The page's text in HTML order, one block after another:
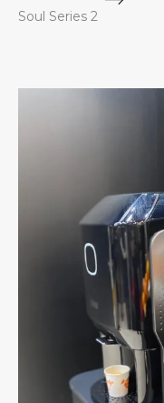
Soul Series 2